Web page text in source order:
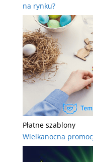
na rynku?
Płatne szablony
Wielkanocna